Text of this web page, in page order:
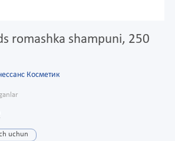
romashka shampuni, 250
Косметик
uchun